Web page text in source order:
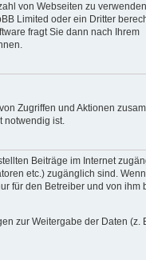
von Webseiten zu
Limited oder ein Dritter
fragt Sie dann nach Ihrem
Zugriffen und Aktionen
ist.
Beiträge im Internet
etc.) zugänglich sind.
für den Betreiber und von ihm
zur Weitergabe der Daten (z.